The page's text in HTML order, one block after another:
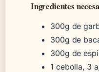
Ingredientes
300g de
300g de
300g de
1 cebolla, 3